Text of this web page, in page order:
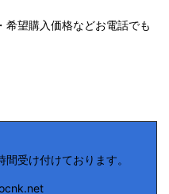
望購入価格などお電話でも
受け付けております。